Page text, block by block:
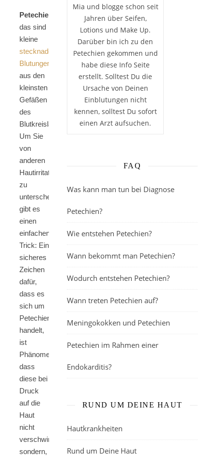
Petechien
das sind
kleine
stecknadelgroße
Blutungen
aus den
kleinsten
Gefäßen
des
Blutkreislaufs.
Um Sie
von
anderen
Hautirritationen
zu
unterscheiden,
gibt es
einen
einfachen
Trick: Ein
sicheres
Zeichen
dafür,
dass es
sich um
Petechien
handelt,
ist
Phänomen,
dass
diese bei
Druck
auf die
Haut
nicht
verschwinden,
sondern,
Mia und blogge schon seit
Jahren über Seifen,
Lotions und Make Up.
Darüber bin ich zu den
Petechien gekommen und
habe diese Info Seite
erstellt. Solltest Du die
Ursache von Deinen
Einblutungen nicht
kennen, solltest Du sofort
einen Arzt aufsuchen.
FAQ
Was kann man tun bei Diagnose
Petechien?
Wie entstehen Petechien?
Wann bekommt man Petechien?
Wodurch entstehen Petechien?
Wann treten Petechien auf?
Meningokokken und Petechien
Petechien im Rahmen einer
Endokarditis?
RUND UM DEINE HAUT
Hautkrankheiten
Rund um Deine Haut